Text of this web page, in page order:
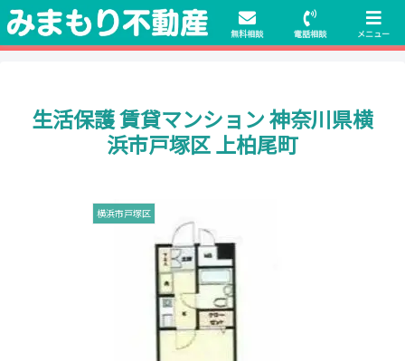
初期費用無料物件や保証人不要の物件も豊富にご用意！相談料無料でも申
請・手続きサポート付き！
生活保護 賃貸マンション 神奈川県横
浜市戸塚区 上柏尾町
横浜市戸塚区
無料相談 電話相談 メニュー